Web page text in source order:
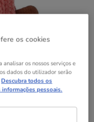
os cookies
os nossos serviços e
dados do utilizador serão
Descubra todos os
pessoais.